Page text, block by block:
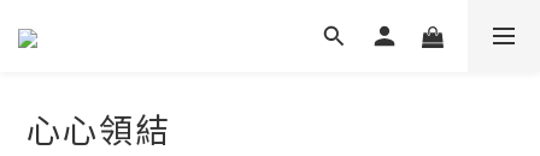
心心領結